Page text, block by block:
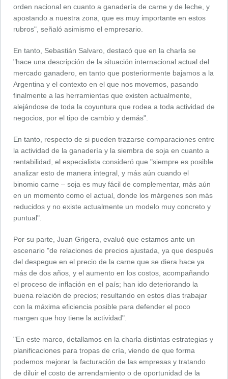
orden nacional en cuanto a ganadería de carne y de leche, y
apostando a nuestra zona, que es muy importante en estos
rubros", señaló asimismo el empresario.
En tanto, Sebastián Salvaro, destacó que en la charla se
"hace una descripción de la situación internacional actual del
mercado ganadero, en tanto que posteriormente bajamos a la
Argentina y el contexto en el que nos movemos, pasando
finalmente a las herramientas que existen actualmente,
alejándose de toda la coyuntura que rodea a toda actividad de
negocios, por el tipo de cambio y demás".
En tanto, respecto de si pueden trazarse comparaciones entre
la actividad de la ganadería y la siembra de soja en cuanto a
rentabilidad, el especialista consideró que "siempre es posible
analizar esto de manera integral, y más aún cuando el
binomio carne – soja es muy fácil de complementar, más aún
en un momento como el actual, donde los márgenes son más
reducidos y no existe actualmente un modelo muy concreto y
puntual".
Por su parte, Juan Grigera, evaluó que estamos ante un
escenario "de relaciones de precios ajustada, ya que después
del despegue en el precio de la carne que se diera hace ya
más de dos años, y el aumento en los costos, acompañando
el proceso de inflación en el país; han ido deteriorando la
buena relación de precios; resultando en estos días trabajar
con la máxima eficiencia posible para defender el poco
margen que hoy tiene la actividad".
"En este marco, detallamos en la charla distintas estrategias y
planificaciones para tropas de cría, viendo de que forma
podemos mejorar la facturación de las empresas y tratando
de diluir el costo de arrendamiento o de oportunidad de la